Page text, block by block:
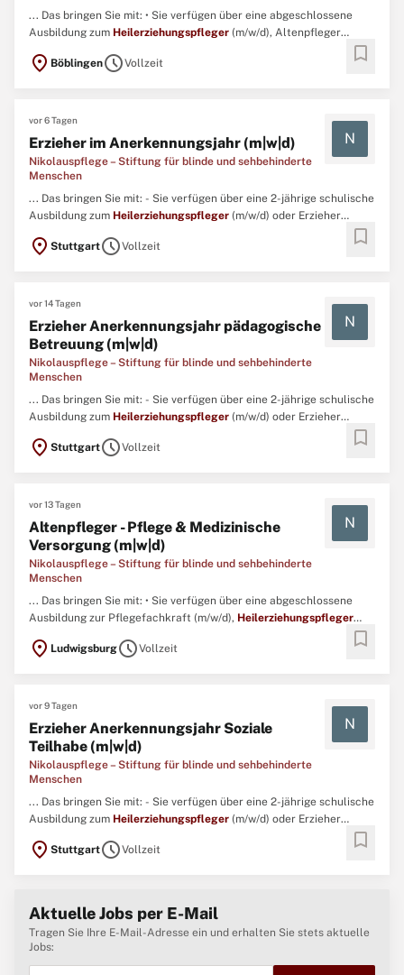
... Das bringen Sie mit: • Sie verfügen über eine abgeschlossene
Ausbildung zum Heilerziehungspfleger (m/w/d), Altenpfleger
location_on BöblingenscheduleVollzeit bookmark
vor 6 Tagen
Erzieher im Anerkennungsjahr (m|w|d)
Nikolauspflege – Stiftung für blinde und sehbehinderte
Menschen
N
... Das bringen Sie mit: - Sie verfügen über eine 2-jährige schulische
Ausbildung zum Heilerziehungspfleger (m/w/d) oder Erzieher
engagiert mit blinden und sehbehinderten Kindern und
location_on StuttgartscheduleVollzeit bookmark
vor 14 Tagen
Erzieher Anerkennungsjahr pädagogische
Betreuung (m|w|d)
Nikolauspflege – Stiftung für blinde und sehbehinderte
Menschen
N
... Das bringen Sie mit: - Sie verfügen über eine 2-jährige schulische
Ausbildung zum Heilerziehungspfleger (m/w/d) oder Erzieher
engagiert mit blinden und sehbehinderten Kindern und
location_on StuttgartscheduleVollzeit bookmark
vor 13 Tagen
Altenpfleger - Pflege & Medizinische
Versorgung (m|w|d)
Nikolauspflege – Stiftung für blinde und sehbehinderte
Menschen
N
... Das bringen Sie mit: • Sie verfügen über eine abgeschlossene
Ausbildung zur Pflegefachkraft (m/w/d), Heilerziehungspfleger
location_on LudwigsburgscheduleVollzeit bookmark
vor 9 Tagen
Erzieher Anerkennungsjahr Soziale
Teilhabe (m|w|d)
Nikolauspflege – Stiftung für blinde und sehbehinderte
Menschen
N
... Das bringen Sie mit: - Sie verfügen über eine 2-jährige schulische
Ausbildung zum Heilerziehungspfleger (m/w/d) oder Erzieher
engagiert mit blinden und sehbehinderten Kindern und
location_on StuttgartscheduleVollzeit bookmark
Aktuelle Jobs per E-Mail
Tragen Sie Ihre E-Mail-Adresse ein und erhalten Sie stets aktuelle
Jobs: